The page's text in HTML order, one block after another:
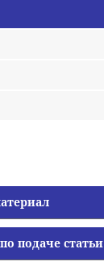
подаче статьи